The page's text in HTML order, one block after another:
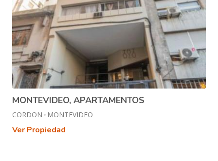
MONTEVIDEO, APARTAMENTOS
CORDON MONTEVIDEO
Ver Propiedad